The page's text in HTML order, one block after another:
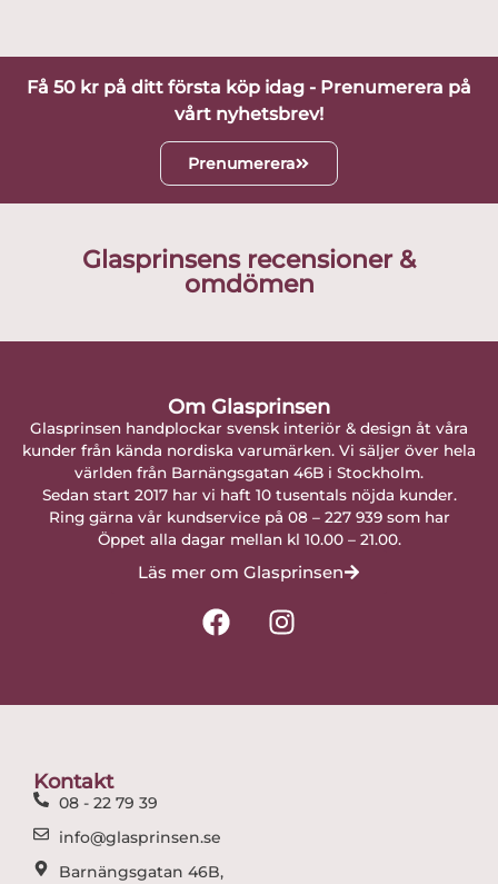
Få 50 kr på ditt första köp idag - Prenumerera på
vårt nyhetsbrev!
Prenumerera
Glasprinsens recensioner &
omdömen
Om Glasprinsen
Glasprinsen handplockar svensk interiör & design åt våra
kunder från kända nordiska varumärken. Vi säljer över hela
världen från Barnängsgatan 46B i Stockholm.
Sedan start 2017 har vi haft 10 tusentals nöjda kunder.
Ring gärna vår kundservice på 08 – 227 939 som har
Öppet alla dagar mellan kl 10.00 – 21.00.
Läs mer om Glasprinsen
F
a
I
n
Kontakt
08 - 22 79 39
info@glasprinsen.se
Barnängsgatan 46B,